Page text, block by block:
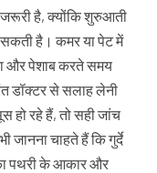
है, क्योंकि शुरुआती
है। कमर या पेट में
और पेशाब करते समय
डॉक्टर से सलाह लेनी
हो रहे हैं, तो सही जांच
चाहते हैं कि गुर्दे
पथरी के आकार और